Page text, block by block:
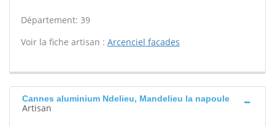
Département: 39
Voir la fiche artisan : Arcenciel facades
Cannes aluminium Ndelieu, Mandelieu la napoule
Artisan